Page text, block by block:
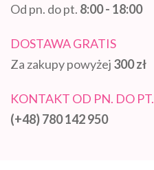
Od pn. do pt. 8:00 - 18:00
DOSTAWA GRATIS
Za zakupy powyżej 300 zł
KONTAKT OD PN. DO PT.
(+48) 780 142 950